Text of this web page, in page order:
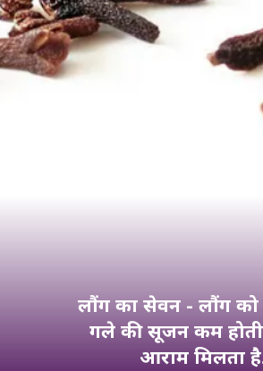
लौंग का सेवन - लौंग
गले की सूजन कम
आराम मिलता